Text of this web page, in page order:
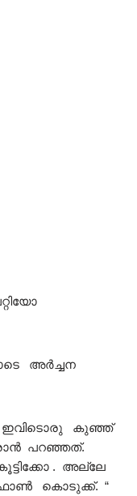
അർച്ചന
ഇവിടൊരു കുഞ്ഞ്
പറഞ്ഞത്.
. അല്ലേ
കൊടുക്ക്. “